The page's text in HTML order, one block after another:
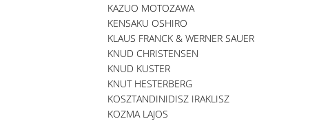
KAZUO MOTOZAWA
KENSAKU OSHIRO
KLAUS FRANCK & WERNER SAUER
KNUD CHRISTENSEN
KNUD KUSTER
KNUT HESTERBERG
KOSZTANDINIDISZ IRAKLISZ
KOZMA LAJOS